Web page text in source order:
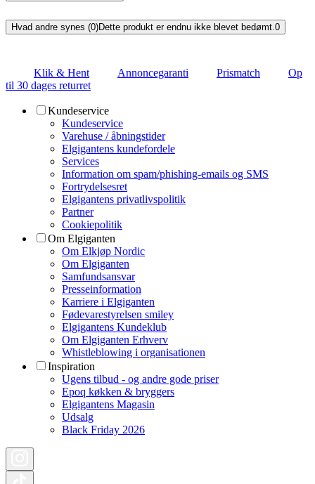
Hvad andre synes (0)Dette produkt er endnu ikke blevet bedømt. 0
Klik & Hent Annoncegaranti Prismatch
Op
til 30 dages returret
Kundeservice
Kundeservice
Varehuse / åbningstider
Elgigantens kundefordele
Services
Information om spam/phishing-emails og SMS
Fortrydelsesret
Elgigantens privatlivspolitik
Partner
Cookiepolitik
Om Elgiganten
Om Elkjøp Nordic
Om Elgiganten
Samfundsansvar
Presseinformation
Karriere i Elgiganten
Fødevarestyrelsen smiley
Elgigantens Kundeklub
Om Elgiganten Erhverv
Whistleblowing i organisationen
Inspiration
Ugens tilbud - og andre gode priser
Epoq køkken & bryggers
Elgigantens Magasin
Udsalg
Black Friday 2026